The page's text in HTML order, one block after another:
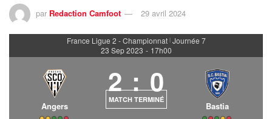
par Redaction Camfoot 29 avril 2024
France Ligue 2 - Championnat | Journée 7
23 Sep 2023 - 17h00
Angers
2 : 0
MATCH TERMINÉ
Bastia